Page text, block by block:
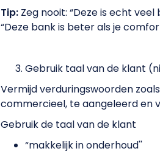
Tip: Zeg nooit: “Deze is echt
“Deze bank is beter als je
Gebruik taal van de klant
Vermijd verduringswoorden
commercieel, te aangeleerd en
Gebruik de taal van de klant
“makkelijk in onderhoud''